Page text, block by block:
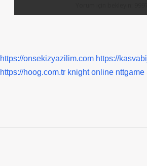
https://onsekizyazilim.com https://
https://hoog.com.tr knight online nttgame